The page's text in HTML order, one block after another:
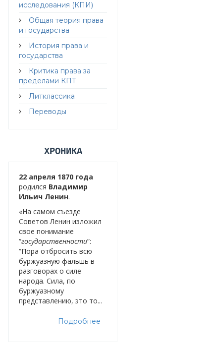
исследования (КПИ)
Общая теория права
и государства
История права и
государства
Критика права за
пределами КПТ
Литклассика
Переводы
ХРОНИКА
22 апреля 1870 года
родился Владимир
Ильич Ленин.
«На самом съезде
Советов Ленин изложил
свое понимание
“государственности”:
“Пора отбросить всю
буржуазную фальшь в
разговорах о силе
народа. Сила, по
буржуазному
представлению, это то...
Подробнее